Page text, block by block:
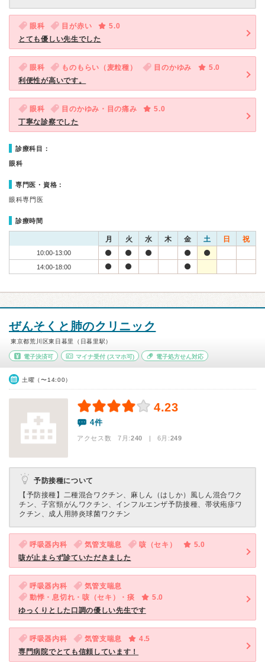
眼科 目が赤い
5.0
とても優しい先生でした
眼科 ものもらい（麦粒種） 目のかゆみ
5.0
利便性が高いです。
眼科 目のかゆみ・目の痛み
5.0
丁寧な診察でした
診療科目：
眼科
専門医・資格：
眼科専門医
診療時間
月 火 水 木 金 土 日 祝
10:00-13:00
14:00-18:00
ぜんそくと肺のクリニック
東京都荒川区東日暮里（日暮里駅）
電子決済可 マイナ受付(スマホ可) 電子処方せん対応
土曜（〜14:00）
4.23
4件
アクセス数 7月:240 | 6月:249
予防接種について
【予防接種】 二種混合ワクチン、麻しん（はしか）風しん混合ワク
チン、子宮頸がんワクチン、インフルエンザ予防接種、帯状疱疹ワ
クチン、成人用肺炎球菌ワクチン
呼吸器内科 気管支喘息 咳（セキ）
5.0
咳が止まらず診ていただきました
呼吸器内科
気管支喘息
動悸・息切れ・咳（セキ）・痰
5.0
ゆっくりとした口調の優しい先生です
呼吸器内科 気管支喘息
4.5
専門病院でとても信頼しています！